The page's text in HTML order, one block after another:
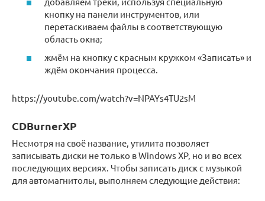
кнопку на панели инструментов, или
перетаскиваем файлы в соответствующую
область окна;
жмём на кнопку с красным кружком «Записать» и
ждём окончания процесса.
https://youtube.com/watch?v=NPAYs4TU2sM
CDBurnerXP
Несмотря на своё название, утилита позволяет
записывать диски не только в Windows XP, но и во всех
последующих версиях. Чтобы записать диск с музыкой
для автомагнитолы, выполняем следующие действия: